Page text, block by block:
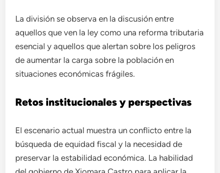
La división se observa en la discusión entre
aquellos que ven la ley como una reforma tributaria
esencial y aquellos que alertan sobre los peligros
de aumentar la carga sobre la población en
situaciones económicas frágiles.
Retos institucionales y perspectivas
El escenario actual muestra un conflicto entre la
búsqueda de equidad fiscal y la necesidad de
preservar la estabilidad económica. La habilidad